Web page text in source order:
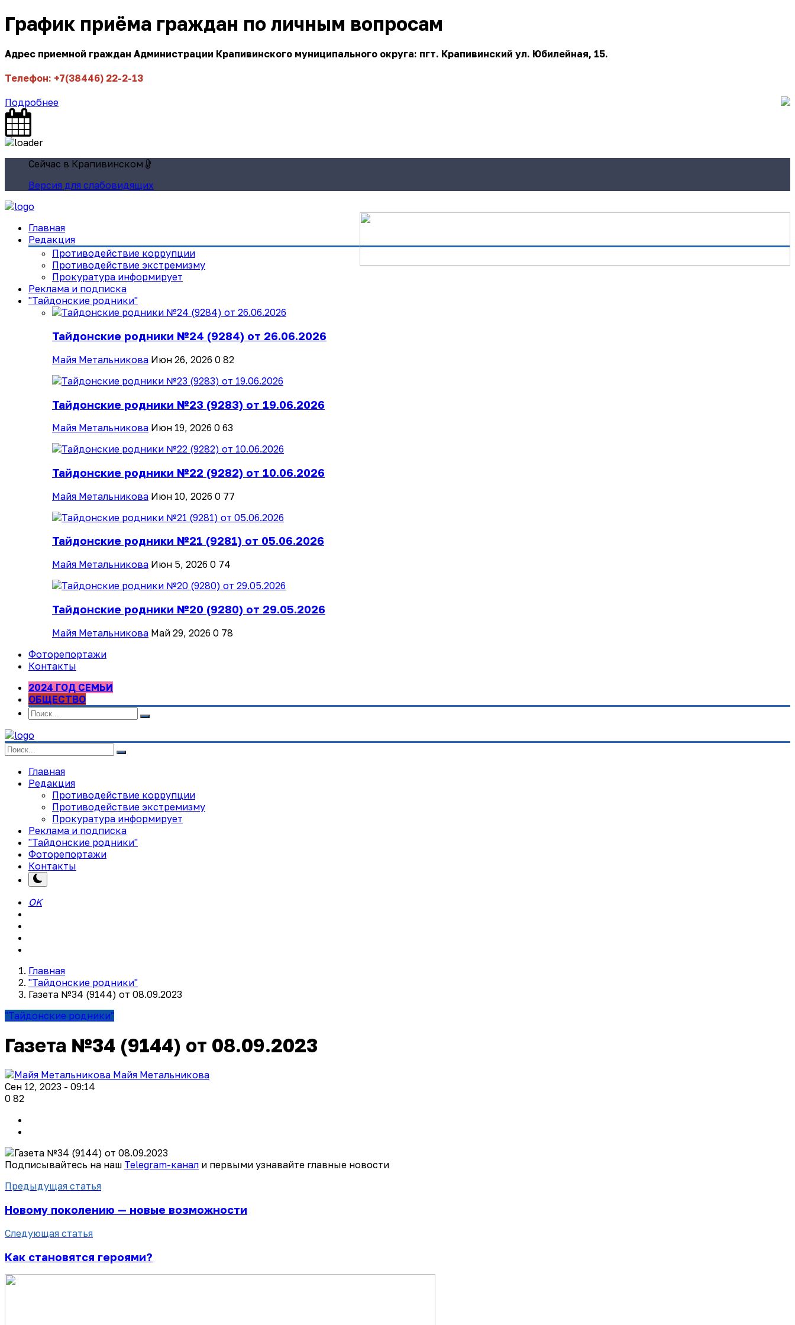
График приёма граждан по личным вопросам
Адрес приемной граждан Администрации Крапивинского муниципального округа: пгт. Крапивинский ул. Юбилейная, 15.
Телефон: +7(38446) 22-2-13
Подробнее
Сейчас в Крапивинском
Версия для слабовидящих
Главная
Редакция
Противодействие коррупции
Противодействие экстремизму
Прокуратура информирует
Реклама и подписка
"Тайдонские родники"
Тайдонские родники №24 (9284) от 26.06.2026
Майя Метальникова Июн 26, 2026 0 82
Тайдонские родники №23 (9283) от 19.06.2026
Майя Метальникова Июн 19, 2026 0 63
Тайдонские родники №22 (9282) от 10.06.2026
Майя Метальникова Июн 10, 2026 0 77
Тайдонские родники №21 (9281) от 05.06.2026
Майя Метальникова Июн 5, 2026 0 74
Тайдонские родники №20 (9280) от 29.05.2026
Майя Метальникова Май 29, 2026 0 78
Фоторепортажи
Контакты
2024 ГОД СЕМЬИ
ОБЩЕСТВО
Главная
Редакция
Противодействие коррупции
Противодействие экстремизму
Прокуратура информирует
Реклама и подписка
"Тайдонские родники"
Фоторепортажи
Контакты
OK
Главная
"Тайдонские родники"
Газета №34 (9144) от 08.09.2023
"Тайдонские родники"
Газета №34 (9144) от 08.09.2023
Майя Метальникова
Сен 12, 2023 - 09:14
0 82
Подписывайтесь на наш Telegram-канал и первыми узнавайте главные новости
Предыдущая статья
Новому поколению — новые возможности
Следующая статья
Как становятся героями?